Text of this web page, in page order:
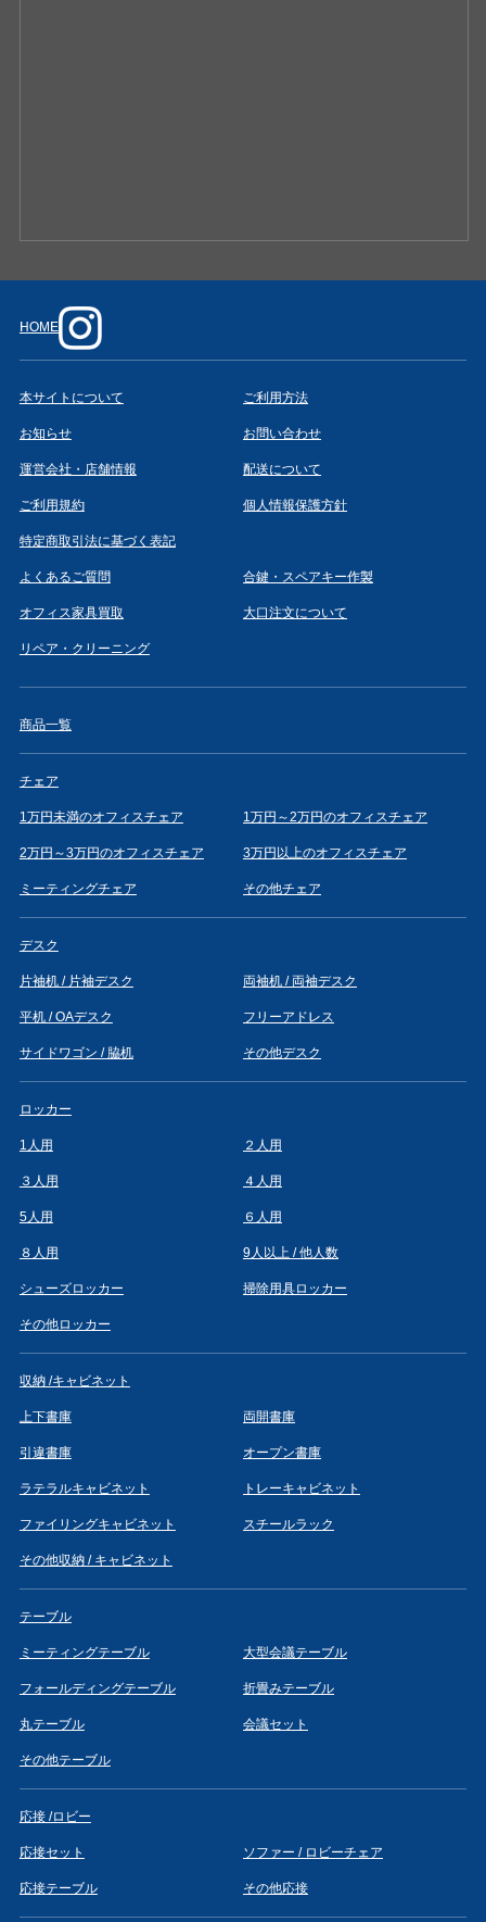
HOME
本サイトについて ご利用方法
お知らせ お問い合わせ
運営会社・店舗情報 配送について
ご利用規約 個人情報保護方針
特定商取引法に基づく表記
よくあるご質問 合鍵・スペアキー作製
オフィス家具買取 大口注文について
リペア・クリーニング
商品一覧
チェア
1万円未満のオフィスチェア 1万円～2万円のオフィスチェア
2万円～3万円のオフィスチェア 3万円以上のオフィスチェア
ミーティングチェア その他チェア
デスク
片袖机 / 片袖デスク 両袖机 / 両袖デスク
平机 / OAデスク フリーアドレス
サイドワゴン / 脇机 その他デスク
ロッカー
1人用 ２人用
３人用 ４人用
5人用 ６人用
８人用 9人以上 / 他人数
シューズロッカー 掃除用具ロッカー
その他ロッカー
収納 /キャビネット
上下書庫 両開書庫
引違書庫 オープン書庫
ラテラルキャビネット トレーキャビネット
ファイリングキャビネット スチールラック
その他収納 / キャビネット
テーブル
ミーティングテーブル 大型会議テーブル
フォールディングテーブル 折畳みテーブル
丸テーブル 会議セット
その他テーブル
応接 /ロビー
応接セット ソファー / ロビーチェア
応接テーブル その他応接